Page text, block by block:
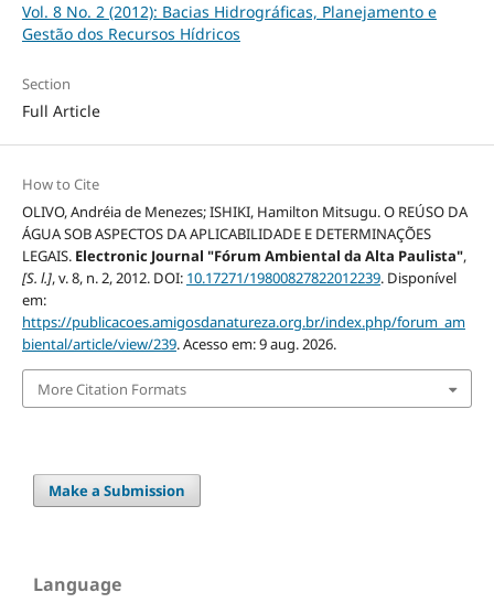
Vol. 8 No. 2 (2012): Bacias Hidrográficas, Planejamento e
Gestão dos Recursos Hídricos
Section
Full Article
How to Cite
OLIVO, Andréia de Menezes; ISHIKI, Hamilton Mitsugu. O REÚSO DA
ÁGUA SOB ASPECTOS DA APLICABILIDADE E DETERMINAÇÕES
LEGAIS. Electronic Journal "Fórum Ambiental da Alta Paulista",
[S. l.], v. 8, n. 2, 2012. DOI: 10.17271/19800827822012239. Disponível
em:
https://publicacoes.amigosdanatureza.org.br/index.php/forum_am
biental/article/view/239. Acesso em: 9 aug. 2026.
More Citation Formats
Make a Submission
Language